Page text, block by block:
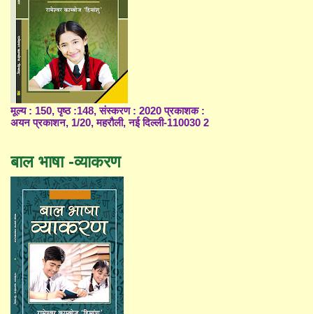
मूल्य : 150, पृष्ठ :148, संस्करण : 2020 प्रकाशक :
अयन प्रकाशन, 1/20, महरौली, नई दिल्ली-110030 2
बाल भाषा -व्याकरण